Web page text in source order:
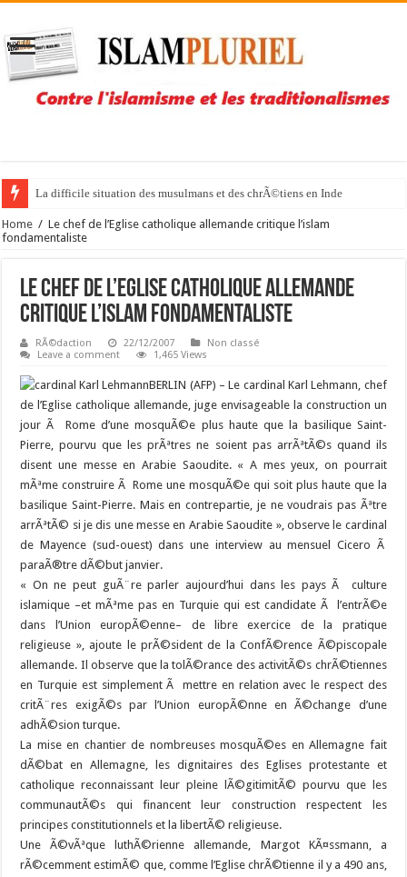
La difficile situation des musulmans et des chrÃ©tiens en Inde
Home / Le chef de l’Eglise catholique allemande critique l’islam
fondamentaliste
Le chef de l’Eglise catholique allemande
critique l’islam fondamentaliste
RÃ©daction 22/12/2007
Non classé
Leave a comment
1,465 Views
BERLIN (AFP) – Le cardinal Karl Lehmann, chef
de l’Eglise catholique allemande, juge envisageable la construction un
jour Ã Rome d’une mosquÃ©e plus haute que la basilique Saint-
Pierre, pourvu que les prÃªtres ne soient pas arrÃªtÃ©s quand ils
disent une messe en Arabie Saoudite. « A mes yeux, on pourrait
mÃªme construire Ã Rome une mosquÃ©e qui soit plus haute que la
basilique Saint-Pierre. Mais en contrepartie, je ne voudrais pas Ãªtre
arrÃªtÃ© si je dis une messe en Arabie Saoudite », observe le cardinal
de Mayence (sud-ouest) dans une interview au mensuel Cicero Ã
paraÃ®tre dÃ©but janvier.
« On ne peut guÃ¨re parler aujourd’hui dans les pays Ã culture
islamique –et mÃªme pas en Turquie qui est candidate Ã l’entrÃ©e
dans l’Union europÃ©enne– de libre exercice de la pratique
religieuse », ajoute le prÃ©sident de la ConfÃ©rence Ã©piscopale
allemande. Il observe que la tolÃ©rance des activitÃ©s chrÃ©tiennes
en Turquie est simplement Ã mettre en relation avec le respect des
critÃ¨res exigÃ©s par l’Union europÃ©nne en Ã©change d’une
adhÃ©sion turque.
La mise en chantier de nombreuses mosquÃ©es en Allemagne fait
dÃ©bat en Allemagne, les dignitaires des Eglises protestante et
catholique reconnaissant leur pleine lÃ©gitimitÃ© pourvu que les
communautÃ©s qui financent leur construction respectent les
principes constitutionnels et la libertÃ© religieuse.
Une Ã©vÃªque luthÃ©rienne allemande, Margot KÃ¤ssmann, a
rÃ©cemment estimÃ© que, comme l’Eglise chrÃ©tienne il y a 490 ans,